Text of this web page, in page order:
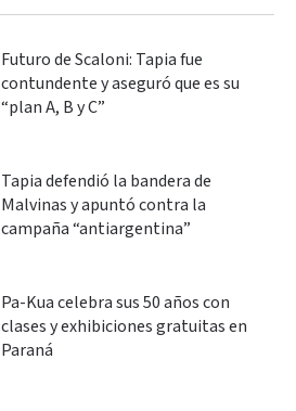
Futuro de Scaloni: Tapia fue
contundente y aseguró que es su
“plan A, B y C”
Tapia defendió la bandera de
Malvinas y apuntó contra la
campaña “antiargentina”
Pa-Kua celebra sus 50 años con
clases y exhibiciones gratuitas en
Paraná